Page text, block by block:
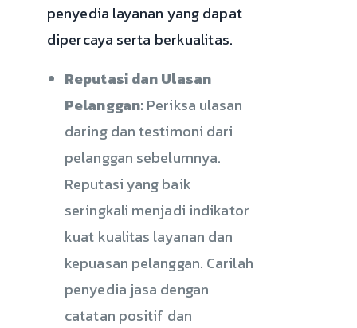
penyedia layanan yang dapat
dipercaya serta berkualitas.
Reputasi dan Ulasan
Pelanggan:Periksa ulasan
daring dan testimoni dari
pelanggan sebelumnya.
Reputasi yang baik
seringkali menjadi indikator
kuat kualitas layanan dan
kepuasan pelanggan. Carilah
penyedia jasa dengan
catatan positif dan